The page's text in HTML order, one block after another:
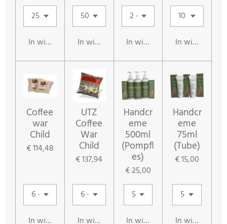
In winkelwagenIn winkelwagenIn winkelwagen
In
Coffee
war
Child
€ 114,48
In winkelwagen
UTZ
Coffee
War
Child
€ 137,94
In winkelwagen
Handcr
eme
500ml
(Pompfl
es)
€ 25,00
In winkelwagen
Handcr
eme
75ml
(Tube)
€ 15,00
In